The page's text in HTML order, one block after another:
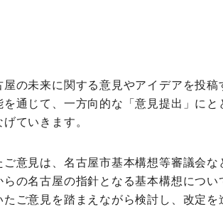
の未来に関する意見やアイデアを投
通じて、一方向的な「意見提出」に
ていきます。
意見は、名古屋市基本構想等審議会
の名古屋の指針となる基本構想につ
ご意見を踏まえながら検討し、改定を